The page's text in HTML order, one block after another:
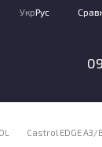
УкрРус
Castrol EDGE A3/